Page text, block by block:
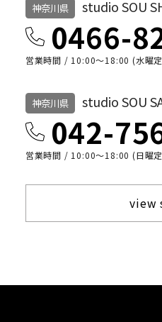
神奈川県 studio SOU
0466-
営業時間 / 10:00〜18:00 (水曜
神奈川県 studio SOU
042-
営業時間 / 10:00〜18:00 (日曜
view